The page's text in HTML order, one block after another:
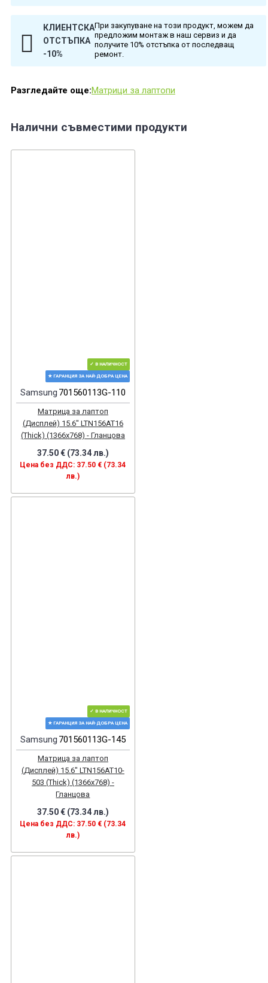
КЛИЕНТСКА
ОТСТЪПКА
-10%
При закупуване на този продукт, можем да
предложим монтаж в наш сервиз и да
получите 10% отстъпка от последващ
ремонт.
Разгледайте още:Матрици за лаптопи
Налични съвместими продукти
✓ В НАЛИЧНОСТ
★ ГАРАНЦИЯ ЗА НАЙ-ДОБРА ЦЕНА
Samsung 701560113G-110
Матрица за лаптоп
(Дисплей) 15.6" LTN156AT16
(Thick) (1366x768) - Гланцова
37.50 € (73.34 лв.)
Цена без ДДС: 37.50 € (73.34
лв.)
✓ В НАЛИЧНОСТ
★ ГАРАНЦИЯ ЗА НАЙ-ДОБРА ЦЕНА
Samsung 701560113G-145
Матрица за лаптоп
(Дисплей) 15.6" LTN156AT10-
503 (Thick) (1366x768) -
Гланцова
37.50 € (73.34 лв.)
Цена без ДДС: 37.50 € (73.34
лв.)